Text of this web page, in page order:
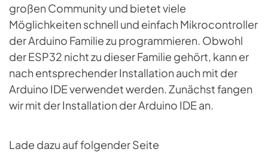
großen Community und bietet viele
Möglichkeiten schnell und einfach Mikrocontroller
der Arduino Familie zu programmieren. Obwohl
der ESP32 nicht zu dieser Familie gehört, kann er
nach entsprechender Installation auch mit der
Arduino IDE verwendet werden. Zunächst fangen
wir mit der Installation der Arduino IDE an.
Lade dazu auf folgender Seite